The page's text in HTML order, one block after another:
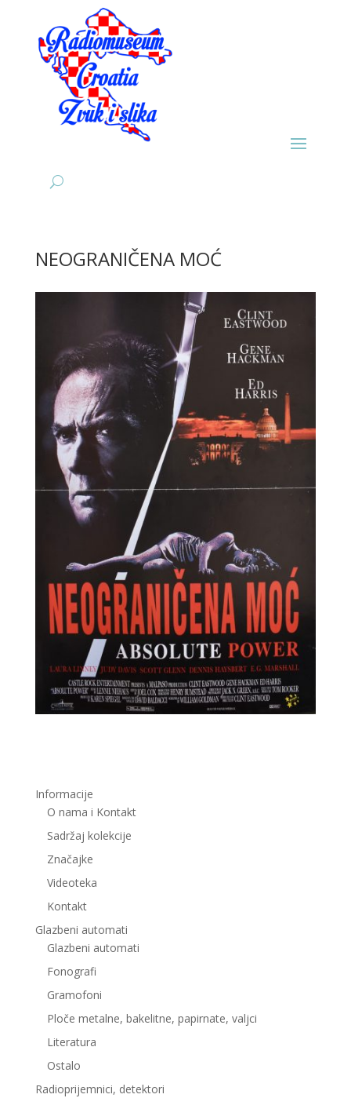
NEOGRANIČENA MOĆ
Informacije
O nama i Kontakt
Sadržaj kolekcije
Značajke
Videoteka
Kontakt
Glazbeni automati
Glazbeni automati
Fonografi
Gramofoni
Ploče metalne, bakelitne, papirnate, valjci
Literatura
Ostalo
Radioprijemnici, detektori